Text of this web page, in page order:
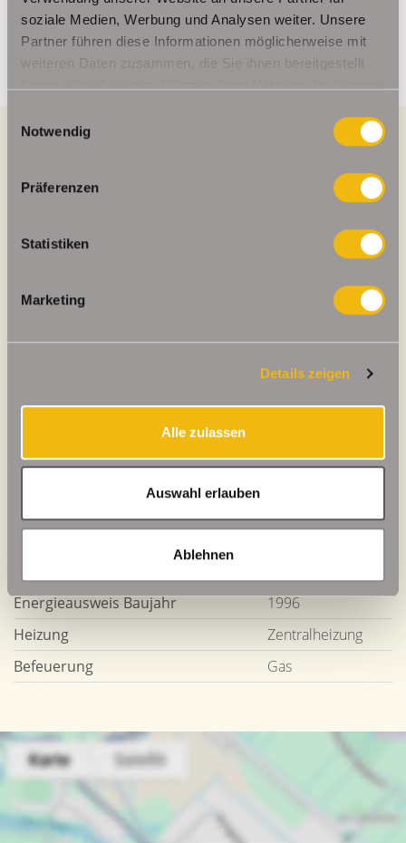
soziale Medien, Werbung und Analysen weiter. Unsere
Partner führen diese Informationen möglicherweise mit
weiteren Daten zusammen, die Sie ihnen bereitgestellt
Notwendig
Präferenzen
Statistiken
Marketing
Details zeigen
Alle zulassen
Auswahl erlauben
Ablehnen
info@schelkmann.de
Wesentlicher Energieträger
Energieausweis gültig bis
Energieausweis Baujahr
1996
Heizung
Zentralheizung
Befeuerung
Gas